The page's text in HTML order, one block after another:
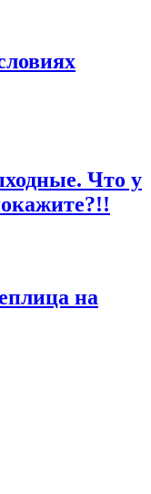
Что у
на